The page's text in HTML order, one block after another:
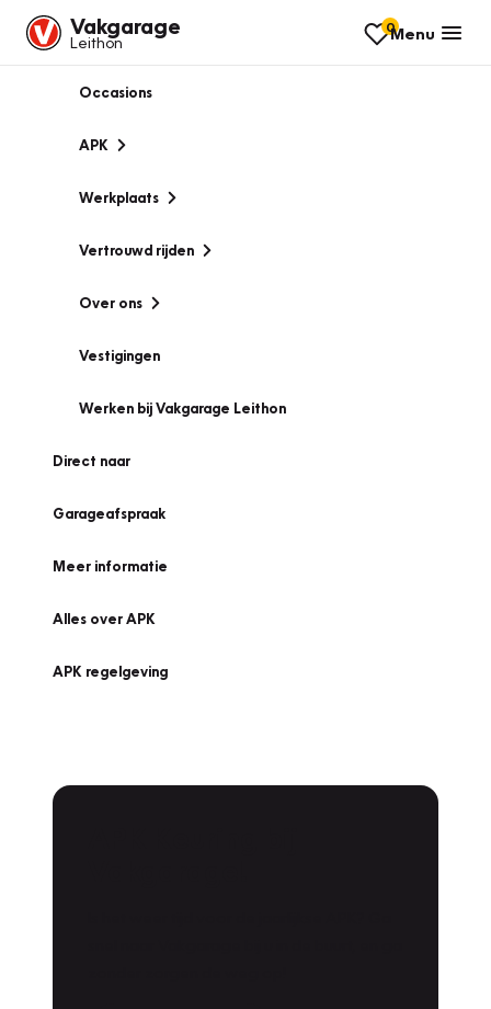
Vakgarage
Leithon
0Menu
Occasions
APK
Werkplaats
Vertrouwd rijden
Over ons
Vestigingen
Werken bij Vakgarage Leithon
Direct naar
Garageafspraak
Meer informatie
Alles over APK
APK regelgeving